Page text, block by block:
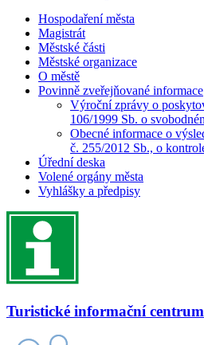
Hospodaření města
Magistrát
Městské části
Městské organizace
O městě
Povinně zveřejňované informace
Výroční zprávy o
106/1999 Sb. o
Obecné informace o
č. 255/2012 Sb., o
Úřední deska
Volené orgány města
Vyhlášky a předpisy
Turistické informační centrum